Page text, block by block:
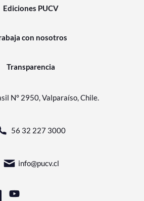
Ediciones PUCV
con nosotros
Transparencia
N° 2950, Valparaíso, Chile.
56 32 227 3000
info@pucv.cl